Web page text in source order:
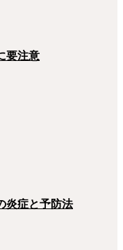
要注意
炎症と予防法